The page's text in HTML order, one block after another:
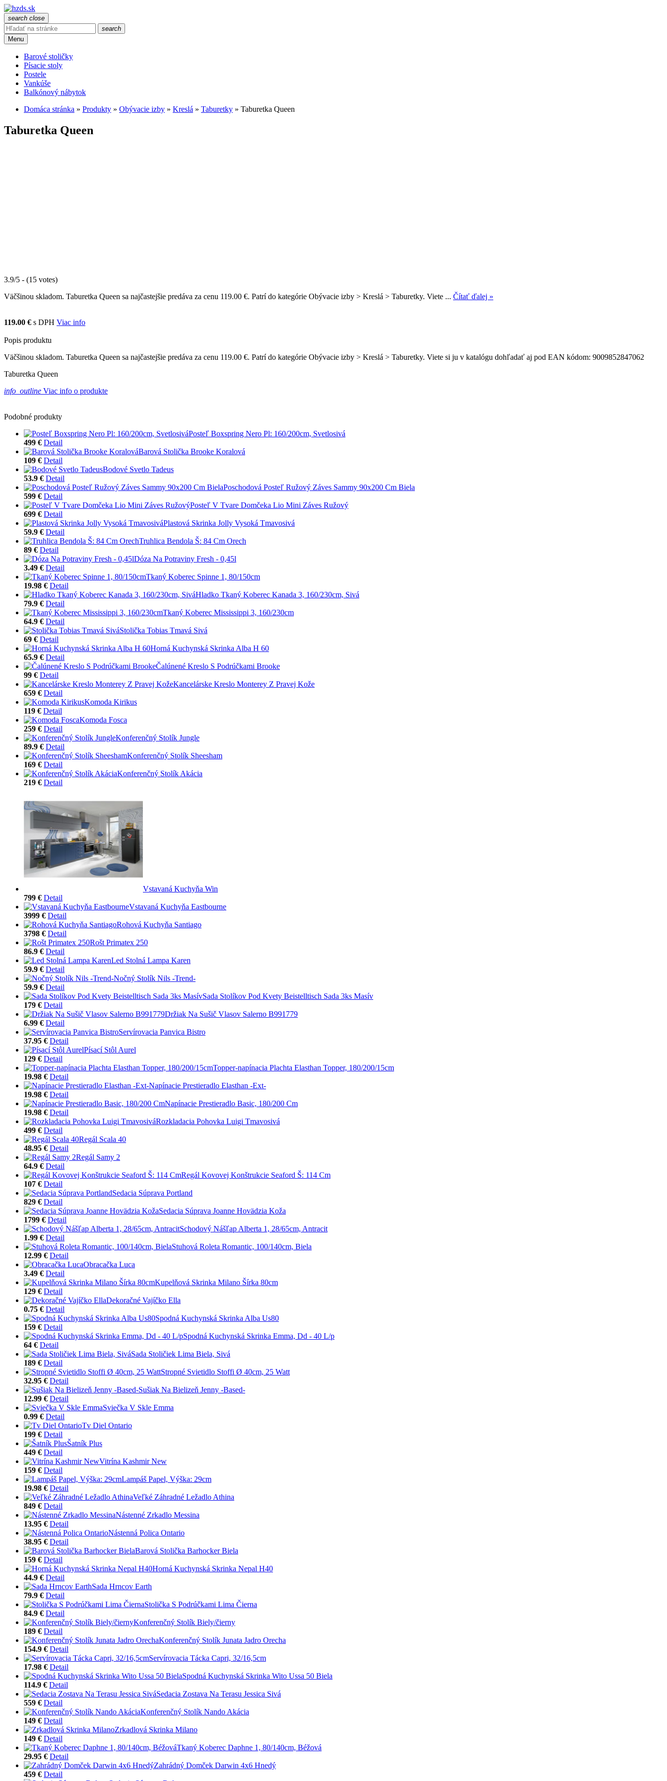
search close
search
Menu
Barové stoličky
Písacie stoly
Postele
Vankúše
Balkónový nábytok
Domáca stránka » Produkty » Obývacie izby » Kreslá » Taburetky » Taburetka Queen
Taburetka Queen
3.9/5 - (15 votes)
Väčšinou skladom. Taburetka Queen sa najčastejšie predáva za cenu 119.00 €. Patrí do kategórie Obývacie izby > Kreslá > Taburetky. Viete ... Čítať ďalej »
119.00 € s DPH Viac info
Popis produktu
Väčšinou skladom. Taburetka Queen sa najčastejšie predáva za cenu 119.00 €. Patrí do kategórie Obývacie izby > Kreslá > Taburetky. Viete si ju v katalógu dohľadať aj pod EAN kódom: 9009852847062
Taburetka Queen
info_outline Viac info o produkte
Podobné produkty
Posteľ Boxspring Nero Pl: 160/200cm, Svetlosivá
499 € Detail
Barová Stolička Brooke Koralová
109 € Detail
Bodové Svetlo Tadeus
53.9 € Detail
Poschodová Posteľ Ružový Záves Sammy 90x200 Cm Biela
599 € Detail
Posteľ V Tvare Domčeka Lio Mini Záves Ružový
699 € Detail
Plastová Skrinka Jolly Vysoká Tmavosivá
59.9 € Detail
Truhlica Bendola Š: 84 Cm Orech
89 € Detail
Dóza Na Potraviny Fresh - 0,45l
3.49 € Detail
Tkaný Koberec Spinne 1, 80/150cm
19.98 € Detail
Hladko Tkaný Koberec Kanada 3, 160/230cm, Sivá
79.9 € Detail
Tkaný Koberec Mississippi 3, 160/230cm
64.9 € Detail
Stolička Tobias Tmavá Sivá
69 € Detail
Horná Kuchynská Skrinka Alba H 60
65.9 € Detail
Čalúnené Kreslo S Podrúčkami Brooke
99 € Detail
Kancelárske Kreslo Monterey Z Pravej Kože
659 € Detail
Komoda Kirikus
119 € Detail
Komoda Fosca
259 € Detail
Konferenčný Stolík Jungle
89.9 € Detail
Konferenčný Stolík Sheesham
169 € Detail
Konferenčný Stolík Akácia
219 € Detail
Vstavaná Kuchyňa Win
799 € Detail
Vstavaná Kuchyňa Eastbourne
3999 € Detail
Rohová Kuchyňa Santiago
3798 € Detail
Rošt Primatex 250
86.9 € Detail
Led Stolná Lampa Karen
59.9 € Detail
Nočný Stolík Nils -Trend-
59.9 € Detail
Sada Stolíkov Pod Kvety Beistelltisch Sada 3ks Masív
179 € Detail
Držiak Na Sušič Vlasov Salerno B991779
6.99 € Detail
Servírovacia Panvica Bistro
37.95 € Detail
Písací Stôl Aurel
129 € Detail
Topper-napínacia Plachta Elasthan Topper, 180/200/15cm
19.98 € Detail
Napínacie Prestieradlo Elasthan -Ext-
19.98 € Detail
Napínacie Prestieradlo Basic, 180/200 Cm
19.98 € Detail
Rozkladacia Pohovka Luigi Tmavosivá
499 € Detail
Regál Scala 40
48.95 € Detail
Regál Samy 2
64.9 € Detail
Regál Kovovej Konštrukcie Seaford Š: 114 Cm
107 € Detail
Sedacia Súprava Portland
829 € Detail
Sedacia Súprava Joanne Hovädzia Koža
1799 € Detail
Schodový Nášľap Alberta 1, 28/65cm, Antracit
1.99 € Detail
Stuhová Roleta Romantic, 100/140cm, Biela
12.99 € Detail
Obracačka Luca
3.49 € Detail
Kupelňová Skrinka Milano Šírka 80cm
129 € Detail
Dekoračné Vajíčko Ella
0.75 € Detail
Spodná Kuchynská Skrinka Alba Us80
159 € Detail
Spodná Kuchynská Skrinka Emma, Dd - 40 L/p
64 € Detail
Sada Stoličiek Lima Biela, Sivá
189 € Detail
Stropné Svietidlo Stoffi Ø 40cm, 25 Watt
32.95 € Detail
Sušiak Na Bielizeň Jenny -Based-
12.99 € Detail
Sviečka V Skle Emma
0.99 € Detail
Tv Diel Ontario
199 € Detail
Šatník Plus
449 € Detail
Vitrína Kashmir New
159 € Detail
Lampáš Papel, Výška: 29cm
19.98 € Detail
Veľké Záhradné Ležadlo Athina
849 € Detail
Nástenné Zrkadlo Messina
13.95 € Detail
Nástenná Polica Ontario
38.95 € Detail
Barová Stolička Barhocker Biela
159 € Detail
Horná Kuchynská Skrinka Nepal H40
44.9 € Detail
Sada Hrncov Earth
79.9 € Detail
Stolička S Podrúčkami Lima Čierna
84.9 € Detail
Konferenčný Stolík Biely/čierny
189 € Detail
Konferenčný Stolík Junata Jadro Orecha
154.9 € Detail
Servírovacia Tácka Capri, 32/16,5cm
17.98 € Detail
Spodná Kuchynská Skrinka Wito Ussa 50 Biela
114.9 € Detail
Sedacia Zostava Na Terasu Jessica Sivá
559 € Detail
Konferenčný Stolík Nando Akácia
149 € Detail
Zrkadlová Skrinka Milano
149 € Detail
Tkaný Koberec Daphne 1, 80/140cm, Béžová
29.95 € Detail
Zahrádný Domček Darwin 4x6 Hnedý
459 € Detail